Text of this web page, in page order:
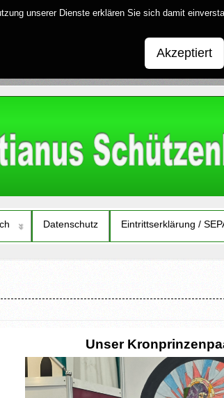
unserer Dienste erklären Sie sich damit
Akzeptiert
Datenschutz Eintrittserklärung /
Unser